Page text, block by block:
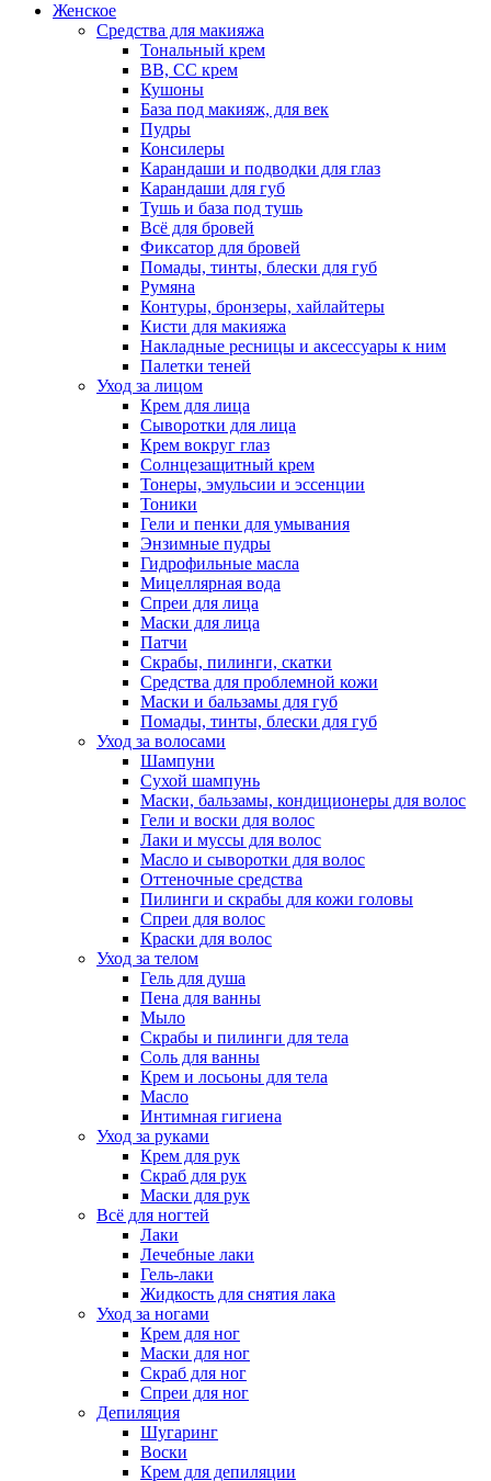
Женское
Средства для макияжа
Тональный крем
BB, CC крем
Кушоны
База под макияж, для век
Пудры
Консилеры
Карандаши и подводки для глаз
Карандаши для губ
Тушь и база под тушь
Всё для бровей
Фиксатор для бровей
Помады, тинты, блески для губ
Румяна
Контуры, бронзеры, хайлайтеры
Кисти для макияжа
Накладные ресницы и аксессуары к ним
Палетки теней
Уход за лицом
Крем для лица
Сыворотки для лица
Крем вокруг глаз
Солнцезащитный крем
Тонеры, эмульсии и эссенции
Тоники
Гели и пенки для умывания
Энзимные пудры
Гидрофильные масла
Мицеллярная вода
Спреи для лица
Маски для лица
Патчи
Скрабы, пилинги, скатки
Средства для проблемной кожи
Маски и бальзамы для губ
Помады, тинты, блески для губ
Уход за волосами
Шампуни
Сухой шампунь
Маски, бальзамы, кондиционеры для волос
Гели и воски для волос
Лаки и муссы для волос
Масло и сыворотки для волос
Оттеночные средства
Пилинги и скрабы для кожи головы
Спреи для волос
Краски для волос
Уход за телом
Гель для душа
Пена для ванны
Мыло
Скрабы и пилинги для тела
Соль для ванны
Крем и лосьоны для тела
Масло
Интимная гигиена
Уход за руками
Крем для рук
Скраб для рук
Маски для рук
Всё для ногтей
Лаки
Лечебные лаки
Гель-лаки
Жидкость для снятия лака
Уход за ногами
Крем для ног
Маски для ног
Скраб для ног
Спреи для ног
Депиляция
Шугаринг
Воски
Крем для депиляции